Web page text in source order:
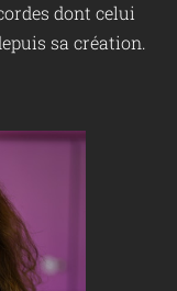
dont celui
sa création.